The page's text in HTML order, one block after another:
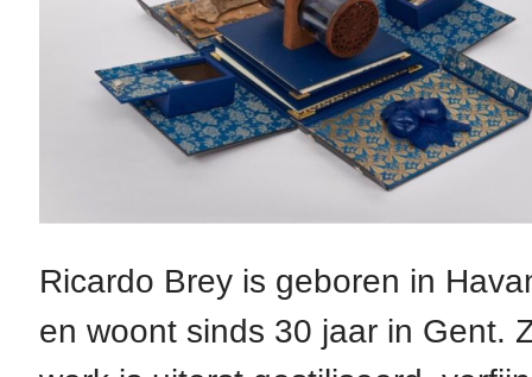
Ricardo Brey is geboren in
en woont sinds 30 jaar in Gent.